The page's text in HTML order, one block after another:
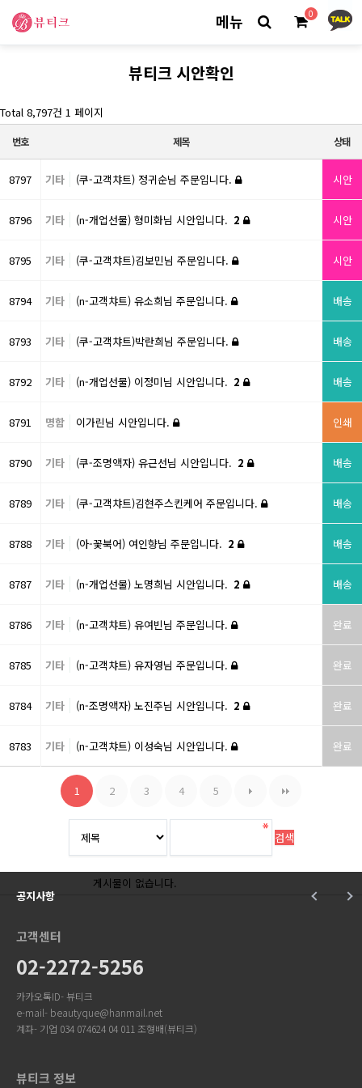
메뉴 0
뷰티크 시안확인
Total 8,797건 1 페이지
번호 제목 상태
8797 기타 (쿠-고객챠트) 정귀순님 주문입니다. 시안
8796 기타 (n-개업선물) 형미화님 시안입니다. 2 시안
8795 기타 (쿠-고객챠트)김보민님 주문입니다. 시안
8794 기타 (n-고객챠트) 유소희님 주문입니다. 배송
8793 기타 (쿠-고객챠트)박란희님 주문입니다. 배송
8792 기타 (n-개업선물) 이정미님 시안입니다. 2 배송
8791 명함 이가린님 시안입니다. 인쇄
8790 기타 (쿠-조명액자) 유근선님 시안입니다. 2 배송
8789 기타 (쿠-고객챠트)김현주스킨케어 주문입니다. 배송
8788 기타 (아-꽃북어) 여인향님 주문입니다. 2 배송
8787 기타 (n-개업선물) 노명희님 시안입니다. 2 배송
8786 기타 (n-고객챠트) 유여빈님 주문입니다. 완료
8785 기타 (n-고객챠트) 유자영님 주문입니다. 완료
8784 기타 (n-조명액자) 노진주님 시안입니다. 2 완료
8783 기타 (n-고객챠트) 이성숙님 시안입니다. 완료
1 2 3 4 5
공지사항
게시물이 없습니다.
고객센터
02-2272-5256
카카오톡ID- 뷰티크
e-mail- beautyque@hanmail.net
계좌- 기업 034 074624 04 011 조형배(뷰티크)
뷰티크 정보